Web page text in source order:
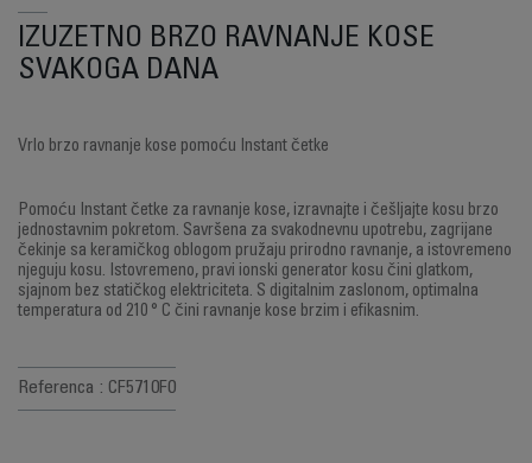
IZUZETNO BRZO RAVNANJE KOSE
SVAKOGA DANA
Vrlo brzo ravnanje kose pomoću Instant četke
Pomoću Instant četke za ravnanje kose, izravnajte i češljajte kosu brzo
jednostavnim pokretom. Savršena za svakodnevnu upotrebu, zagrijane
čekinje sa keramičkog oblogom pružaju prirodno ravnanje, a istovremeno
njeguju kosu. Istovremeno, pravi ionski generator kosu čini glatkom,
sjajnom bez statičkog elektriciteta. S digitalnim zaslonom, optimalna
temperatura od 210 ° C čini ravnanje kose brzim i efikasnim.
Referenca : CF5710F0